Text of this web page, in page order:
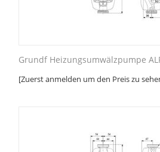
Grundf Heizungsumwälzpumpe
[Zuerst anmelden um den Preis zu